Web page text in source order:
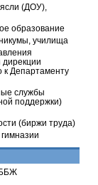
(ДОУ),
образование
училища
дирекции
к Департаменту
службы
поддержки)
(биржи труда)